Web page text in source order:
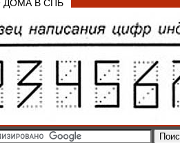
ДОМА В СПБ